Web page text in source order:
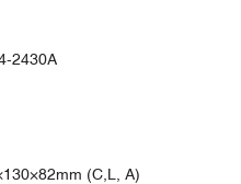
2430A
(C,L, A)